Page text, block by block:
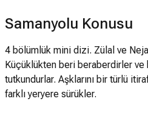
Samanyolu Konusu
4 bölümlük mini dizi. Zülal ve
Küçüklükten beri beraberdirler
tutkundurlar. Aşklarını bir türlü
farklı yeryere sürükler.